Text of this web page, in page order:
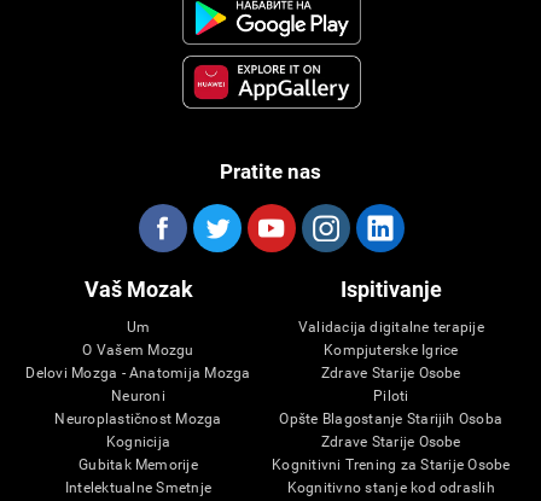
Pratite nas
Vaš Mozak
Um
O Vašem Mozgu
Delovi Mozga - Anatomija Mozga
Neuroni
Neuroplastičnost Mozga
Kognicija
Gubitak Memorije
Intelektualne Smetnje
Ispitivanje
Validacija digitalne terapije
Kompjuterske Igrice
Zdrave Starije Osobe
Piloti
Opšte Blagostanje Starijih Osoba
Zdrave Starije Osobe
Kognitivni Trening za Starije Osobe
Kognitivno stanje kod odraslih